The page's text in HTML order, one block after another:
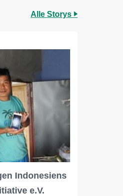
Alle Storys
Indonesiens
e.V.